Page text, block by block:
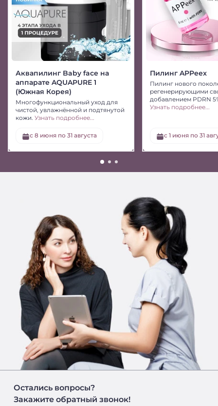
Аквапилинг Baby face на
аппарате AQUAPURE 1
(Южная Корея)
Многофункциональный уход для
чистой, увлажнённой и подтянутой
кожи. Узнать подробнее...
с 8 июня по 31 августа
Пилинг APPeex
Пилинг нового
регенерирующими
добавлением PDRN
Узнать подробнее...
c 1 июня по 31
Остались вопросы?
Закажите обратный звонок!